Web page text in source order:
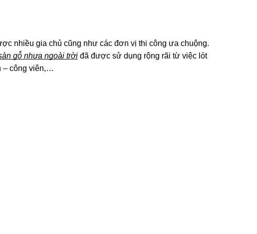
nhiều gia chủ cũng như các đơn vị thi công ưa chuộng.
gỗ nhựa ngoài trời đã được sử dụng rộng rãi từ việc lót
– công viên,…